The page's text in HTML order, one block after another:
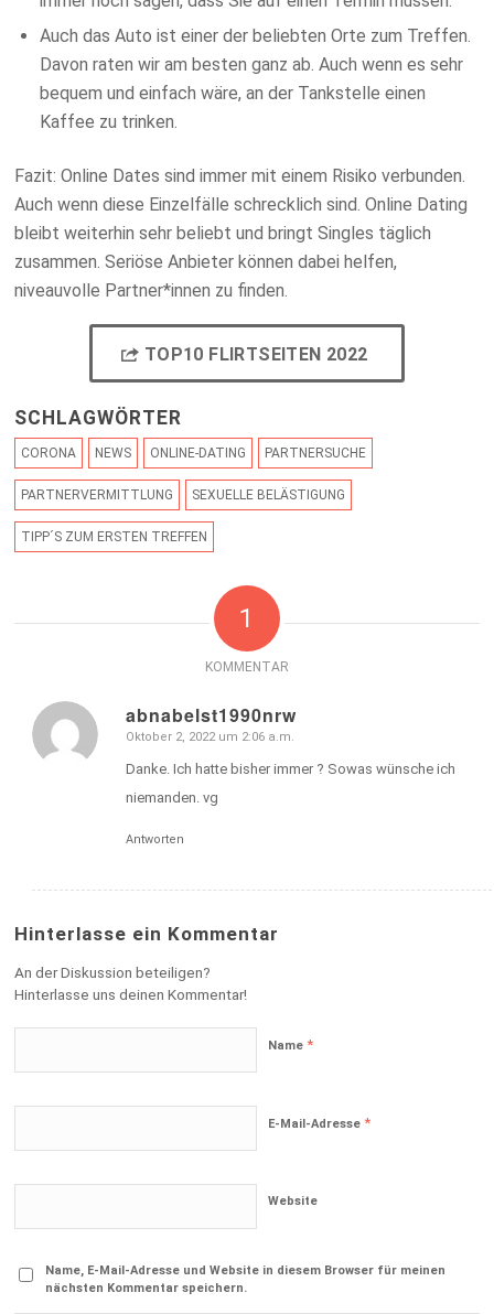
Auch das Auto ist einer der beliebten Orte zum Treffen.
Davon raten wir am besten ganz ab. Auch wenn es sehr
bequem und einfach wäre, an der Tankstelle einen
Kaffee zu trinken.
Fazit: Online Dates sind immer mit einem Risiko verbunden.
Auch wenn diese Einzelfälle schrecklich sind. Online Dating
bleibt weiterhin sehr beliebt und bringt Singles täglich
zusammen. Seriöse Anbieter können dabei helfen,
niveauvolle Partner*innen zu finden.
TOP10 FLIRTSEITEN 2022
SCHLAGWÖRTER
CORONA NEWS ONLINE-DATING PARTNERSUCHE
PARTNERVERMITTLUNG SEXUELLE BELÄSTIGUNG
TIPP´S ZUM ERSTEN TREFFEN
1
KOMMENTAR
abnabelst1990nrw
sagte:
Oktober 2, 2022 um 2:06 a.m.
Danke. Ich hatte bisher immer ? Sowas wünsche ich
niemanden. vg
Antworten
Hinterlasse ein Kommentar
An der Diskussion beteiligen?
Hinterlasse uns deinen Kommentar!
Name*
E-Mail-Adresse*
Website
Name, E-Mail-Adresse und Website in diesem Browser für meinen
nächsten Kommentar speichern.